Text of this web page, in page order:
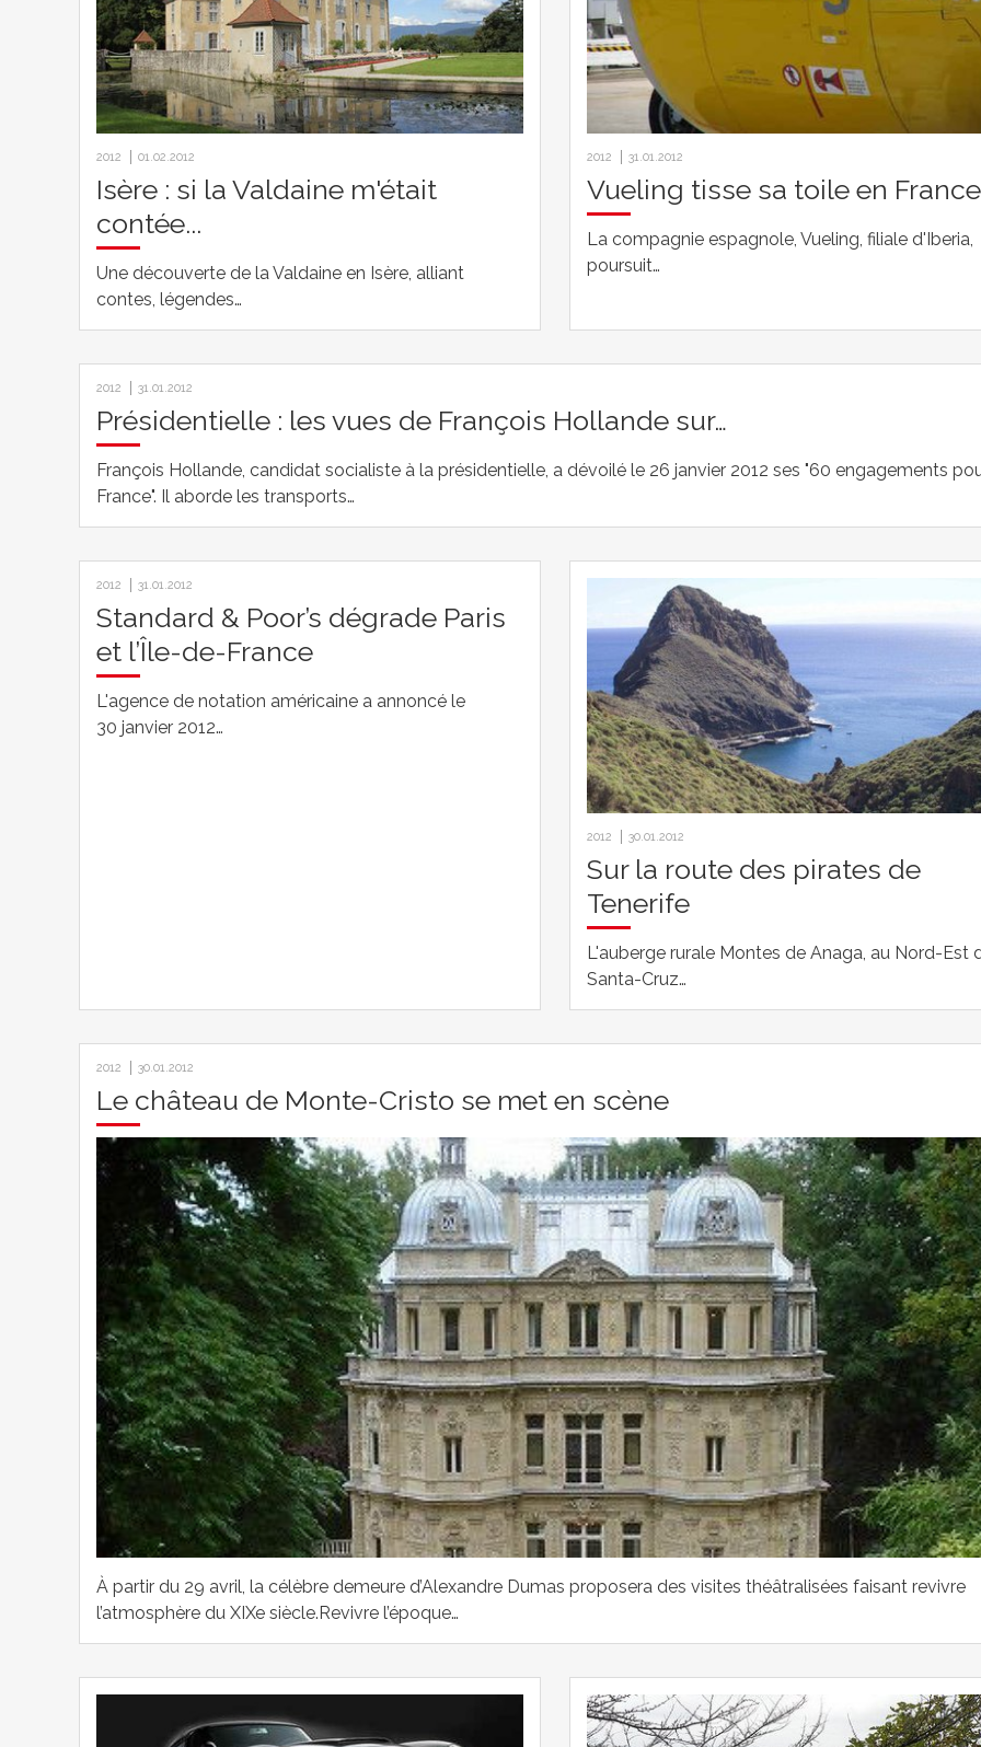
2012 01.02.2012
Isère : si la Valdaine m'était
contée...
Une découverte de la Valdaine en Isère, alliant
contes, légendes…
2012 31.01.2012
Vueling tisse sa toile en France
La compagnie espagnole, Vueling, filiale d'Iberia,
poursuit…
2012 31.01.2012
Présidentielle : les vues de François Hollande sur…
François Hollande, candidat socialiste à la présidentielle, a dévoilé le 26 janvier 2012 ses "60 engagements
France". Il aborde les transports…
2012 31.01.2012
Standard & Poor’s dégrade Paris
et l’Île-de-France
L'agence de notation américaine a annoncé le
30 janvier 2012…
2012 30.01.2012
Sur la route des pirates de
Tenerife
L'auberge rurale Montes de Anaga, au Nord-Est
Santa-Cruz…
2012 30.01.2012
Le château de Monte-Cristo se met en scène
À partir du 29 avril, la célèbre demeure d’Alexandre Dumas proposera des visites théâtralisées faisant revivre
l’atmosphère du XIXe siècle.Revivre l’époque…